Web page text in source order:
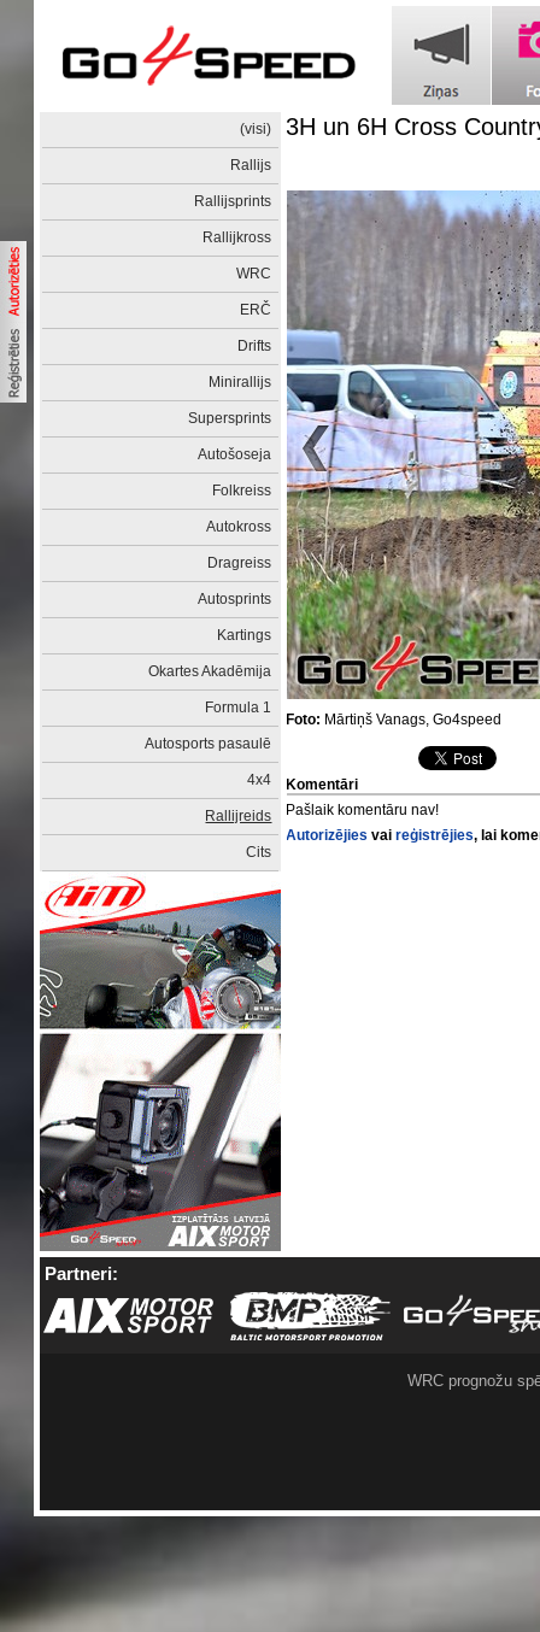
(visi)
Rallijs
Rallijsprints
Rallijkross
WRC
ERČ
Drifts
Minirallijs
Supersprints
Autošoseja
Folkreiss
Autokross
Dragreiss
Autosprints
Kartings
Okartes Akadēmija
Formula 1
Autosports pasaulē
4x4
Rallijreids
Cits
3H un 6H Cross
Foto: Mārtiņš Vanags, Go4speed
Komentāri
Pašlaik komentāru nav!
Autorizējies vaireģistrējies, lai
Partneri:
WRC prognožu